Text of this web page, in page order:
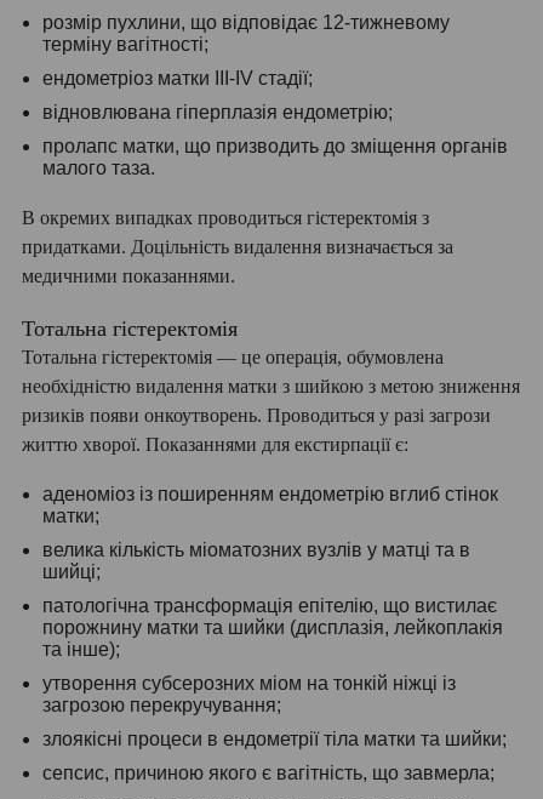
розмір пухлини, що відповідає 12-тижневому
терміну вагітності;
ендометріоз матки III-IV стадії;
відновлювана гіперплазія ендометрію;
пролапс матки, що призводить до зміщення органів
малого таза.
В окремих випадках проводиться гістеректомія з
придатками. Доцільність видалення визначається за
медичними показаннями.
Тотальна гістеректомія
Тотальна гістеректомія — це операція, обумовлена ​​
необхідністю видалення матки з шийкою з метою зниження
ризиків появи онкоутворень. Проводиться у разі загрози
життю хворої. Показаннями для екстирпації є:
аденоміоз із поширенням ендометрію вглиб стінок
матки;
велика кількість міоматозних вузлів у матці та в
шийці;
патологічна трансформація епітелію, що вистилає
порожнину матки та шийки (дисплазія, лейкоплакія
та інше);
утворення субсерозних міом на тонкій ніжці із
загрозою перекручування;
злоякісні процеси в ендометрії тіла матки та шийки;
сепсис, причиною якого є вагітність, що завмерла;